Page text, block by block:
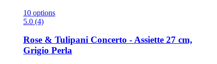
10 options
5.0 (4)
Rose & Tulipani Concerto -​ Assiette 27 cm,
Grigio Perla